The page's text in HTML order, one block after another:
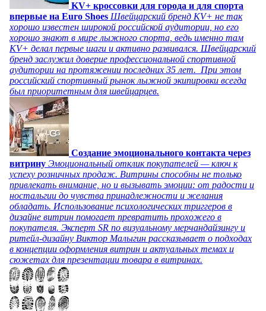
KV+ кроссовки для города и для спорта
впервые на Euro Shoes Швейцарский бренд KV+ не так
хорошо известен широкой российской аудитории, но его
хорошо знают в мире лыжного спорта, ведь именно там
KV+ делал первые шаги и активно развивался. Швейцарский
бренд заслужил доверие профессиональной спортивной
аудитории на протяжении последних 35 лет. При этом
российский спортивный рынок лыжной экипировки всегда
был приоритетным для швейцарцев.
Создание эмоционального контакта через
витрину Эмоциональный отклик покупателей — ключ к
успеху розничных продаж. Витрины способны не только
привлекать внимание, но и вызывать эмоции: от радости и
ностальгии до чувства принадлежности и желания
обладать. Использование психологических триггеров в
дизайне витрин помогает превратить прохожего в
покупателя. Эксперт SR по визуальному мерчандайзингу и
ритейл-дизайну Виктор Малыгин рассказывает о подходах
в концепции оформления витрин и актуальных темах и
сюжетах для презентации товара в витринах.